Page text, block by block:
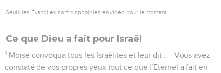
Seuls les Évangiles sont disponibles en vidéo pour le moment.
Ce que Dieu a fait pour Israël
1 Moïse convoqua tous les Israélites et leur dit : —Vous avez
constaté de vos propres yeux tout ce que l’Eternel a fait en